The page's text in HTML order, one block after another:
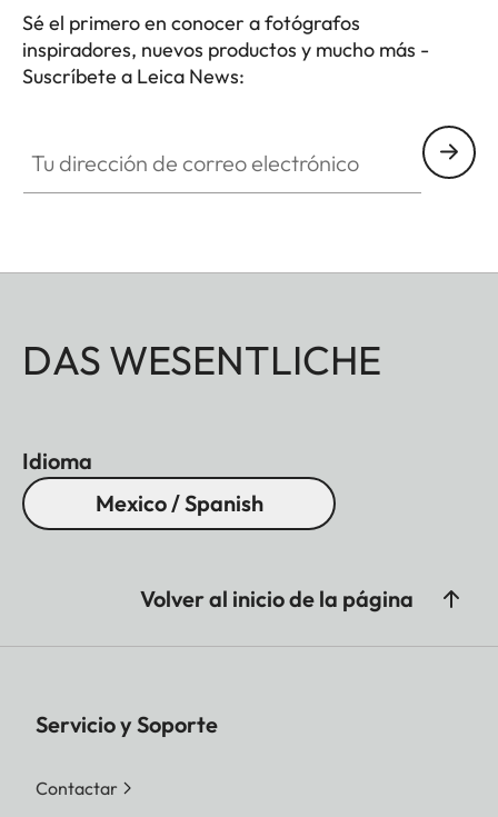
Sé el primero en conocer a fotógrafos
inspiradores, nuevos productos y mucho más -
Suscríbete a Leica News:
DAS WESENTLICHE
Idioma
Mexico / Spanish
Volver al inicio de la página
Servicio y Soporte
Contactar